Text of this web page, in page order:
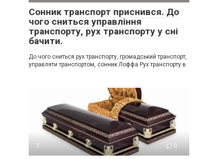
Сонник транспорт приснився. До
чого сниться управління
транспорту, рух транспорту у сні
бачити.
До чого сниться рух транспорту, громадський транспорт,
управляти транспортом, сонник Лоффа Рух транспорту в
Т 0